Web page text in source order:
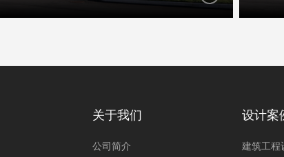
关于我们
公司简介
设计案
建筑工程